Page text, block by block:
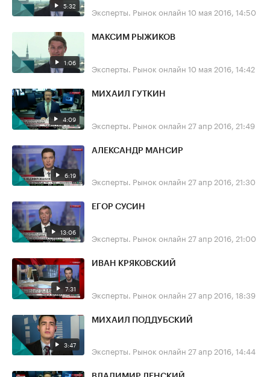
5:32 Эксперты. Рынок онлайн 10 мая 2016, 14:50
1:06
МАКСИМ РЫЖИКОВ
Эксперты. Рынок онлайн 10 мая 2016, 14:42
4:09
МИХАИЛ ГУТКИН
Эксперты. Рынок онлайн 27 апр 2016, 21:49
6:19
АЛЕКСАНДР МАНСИР
Эксперты. Рынок онлайн 27 апр 2016, 21:30
13:06
ЕГОР СУСИН
Эксперты. Рынок онлайн 27 апр 2016, 21:00
7:31
ИВАН КРЯКОВСКИЙ
Эксперты. Рынок онлайн 27 апр 2016, 18:39
3:47
МИХАИЛ ПОДДУБСКИЙ
Эксперты. Рынок онлайн 27 апр 2016, 14:44